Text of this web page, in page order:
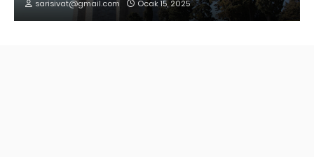
sarisivat@gmail.com Ocak 15, 2025